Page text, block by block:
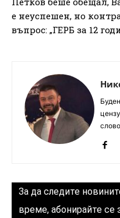
е неуспешен, но
въпрос: „ГЕРБ за 12
За да следите
време, абонирайте се